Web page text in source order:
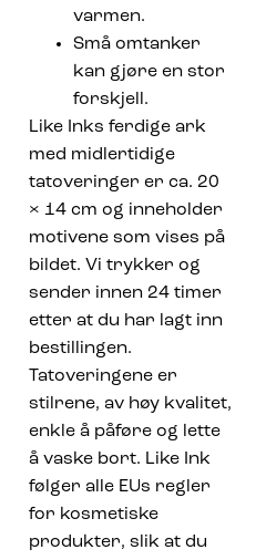
varmen.
Små omtanker
kan gjøre en stor
forskjell.
Like Inks ferdige ark
med midlertidige
tatoveringer er ca. 20
× 14 cm og inneholder
motivene som vises på
bildet. Vi trykker og
sender innen 24 timer
etter at du har lagt inn
bestillingen.
Tatoveringene er
stilrene, av høy kvalitet,
enkle å påføre og lette
å vaske bort. Like Ink
følger alle EUs regler
for kosmetiske
produkter, slik at du